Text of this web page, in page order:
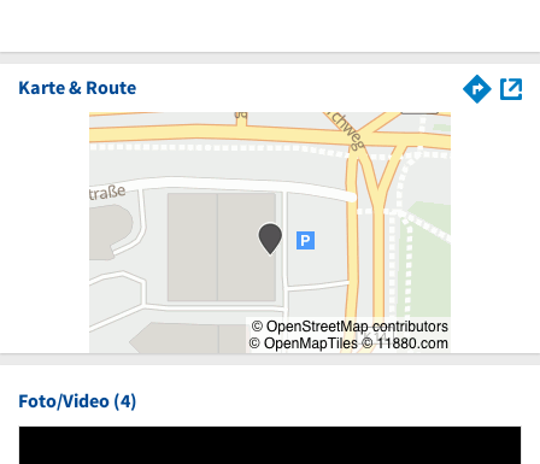
Karte & Route
Foto/Video (4)